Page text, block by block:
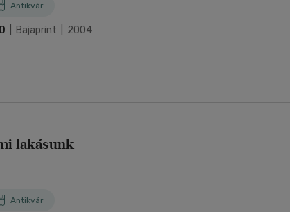
Antikvár
0 | Bajaprint | 2004
lakásunk
Antikvár